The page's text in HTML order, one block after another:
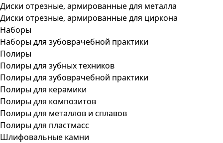
Диски отрезные, армированные для металла
Диски отрезные, армированные для циркона
Наборы
Наборы для зубоврачебной практики
Полиры
Полиры для зубных техников
Полиры для зубоврачебной практики
Полиры для керамики
Полиры для композитов
Полиры для металлов и сплавов
Полиры для пластмасс
Шлифовальные камни